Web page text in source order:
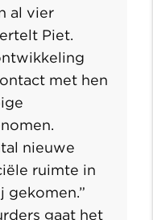
al vier
Piet.
met hen
nieuwe
ruimte in
gekomen.”
gaat het